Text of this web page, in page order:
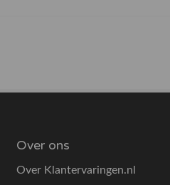
Over ons
Over Klantervaringen.nl